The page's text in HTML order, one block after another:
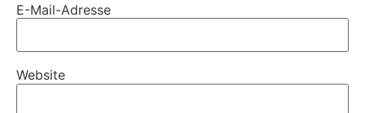
E-Mail-Adresse
Website